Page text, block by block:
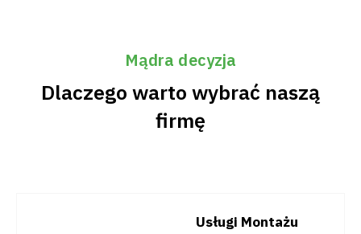
Mądra decyzja
Dlaczego warto wybrać naszą
firmę
Usługi Montażu